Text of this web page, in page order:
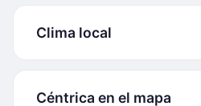
Clima local
Céntrica en el mapa